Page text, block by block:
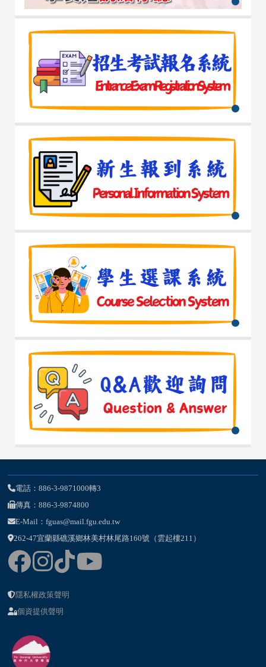
電話：886-3-9871000轉3
傳真：886-3-9874800
E-Mail：fguas@mail.fgu.edu.tw
262-47宜蘭縣礁溪鄉林美村林尾路160號（雲起樓211）
隱私權政策聲明
個資提供聲明